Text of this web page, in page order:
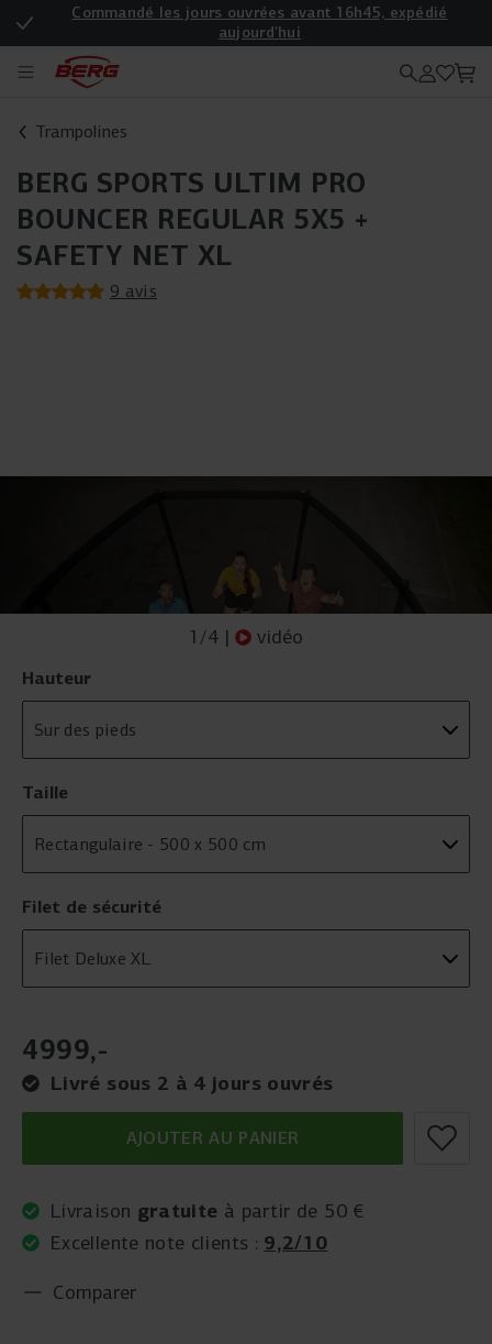
Commandé les jours ouvrées avant 16h45, expédié
aujourd'hui
Trampolines
BERG SPORTS ULTIM PRO
BOUNCER REGULAR 5X5 +
SAFETY NET XL
9 avis
1 /4 | vidéo
Hauteur
Taille
Filet de sécurité
4999,-
Livré sous 2 à 4 jours ouvrés
AJOUTER AU PANIER
Livraison gratuite à partir de 50 €
Excellente note clients : 9,2/10
Comparer